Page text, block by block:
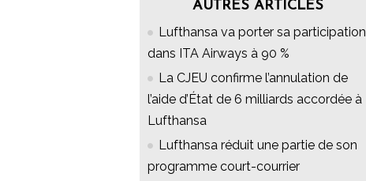
AUTRES ARTICLES
Lufthansa va porter sa participation
dans ITA Airways à 90 %
La CJEU confirme l’annulation de
l’aide d’État de 6 milliards accordée à
Lufthansa
Lufthansa réduit une partie de son
programme court-courrier